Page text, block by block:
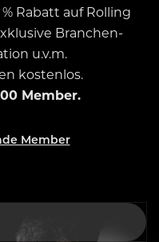
Rabatt auf Rolling
Branchen-
u.v.m.
kostenlos.
Member.
Member